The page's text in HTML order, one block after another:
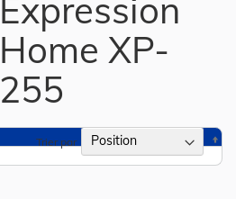
Expression
Home XP-
255
Trier par